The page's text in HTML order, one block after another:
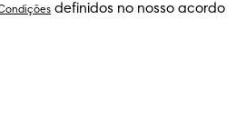
definidos no nosso acordo